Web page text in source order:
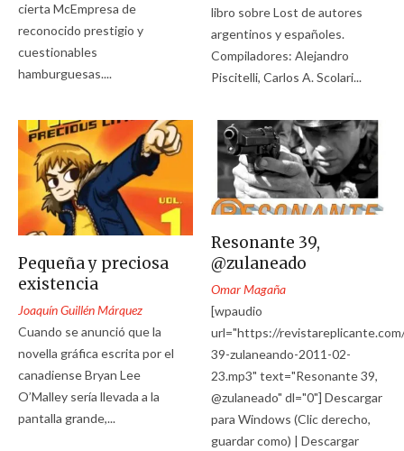
cierta McEmpresa de
reconocido prestigio y
cuestionables
hamburguesas....
libro sobre Lost de autores
argentinos y españoles.
Compiladores: Alejandro
Piscitelli, Carlos A. Scolari...
Pequeña y preciosa
existencia
Joaquín Guillén Márquez
Cuando se anunció que la
novella gráfica escrita por el
canadiense Bryan Lee
O’Malley sería llevada a la
pantalla grande,...
Resonante 39,
@zulaneado
Omar Magaña
[wpaudio
url="https://
39-zulaneando-2011-02-
23.mp3" text="Resonante 39,
@zulaneado" dl="0"] Descargar
para Windows (Clic derecho,
guardar como) | Descargar